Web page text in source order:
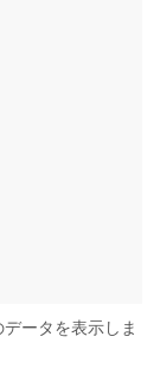
ータを表示しま